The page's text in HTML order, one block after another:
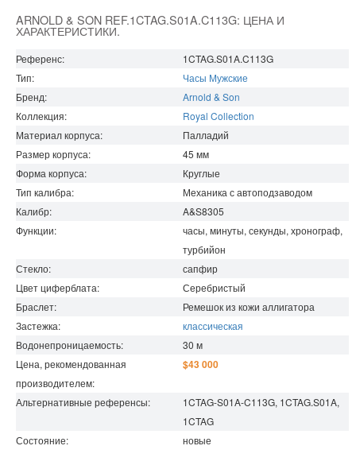
ARNOLD & SON REF.1CTAG.S01A.C113G: ЦЕНА И
ХАРАКТЕРИСТИКИ.
Референс:
1CTAG.S01A.C113G
Тип:
Часы Мужские
Бренд:
Arnold & Son
Коллекция:
Royal Collection
Материал корпуса:
Палладий
Размер корпуса:
45 мм
Форма корпуса:
Круглые
Тип калибра:
Механика с автоподзаводом
Калибр:
A&S8305
Функции:
часы, минуты, секунды, хронограф,
турбийон
Стекло:
сапфир
Цвет циферблата:
Серебристый
Браслет:
Ремешок из кожи аллигатора
Застежка:
классическая
Водонепроницаемость: 30 м
Цена, рекомендованная
производителем:
$43 000
Альтернативные референсы:
1CTAG-S01A-C113G, 1CTAG.S01A,
1CTAG
Состояние:
новые